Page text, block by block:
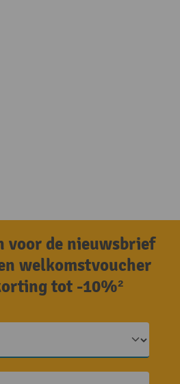
voor de nieuwsbrief
welkomstvoucher
tot -10%²